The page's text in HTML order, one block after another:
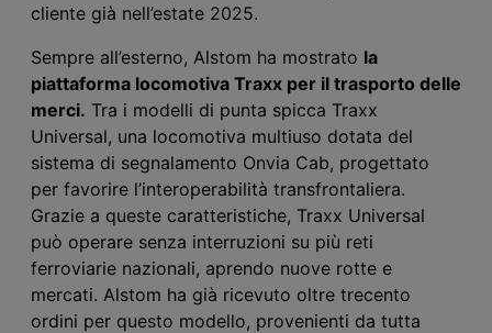
cliente già nell’estate 2025.
Sempre all’esterno, Alstom ha mostrato la
piattaforma locomotiva Traxx per il trasporto delle
merci. Tra i modelli di punta spicca Traxx
Universal, una locomotiva multiuso dotata del
sistema di segnalamento Onvia Cab, progettato
per favorire l’interoperabilità transfrontaliera.
Grazie a queste caratteristiche, Traxx Universal
può operare senza interruzioni su più reti
ferroviarie nazionali, aprendo nuove rotte e
mercati. Alstom ha già ricevuto oltre trecento
ordini per questo modello, provenienti da tutta